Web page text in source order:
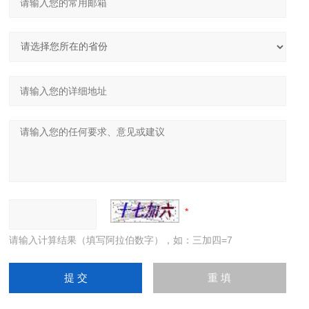
请输入计算结果（填写阿拉伯数字），如：三加四=7